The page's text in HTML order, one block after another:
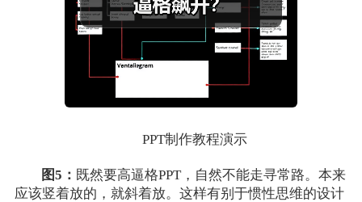
PPT制作教程演示
图5： 既然要高逼格PPT，自然不能走寻常路。本来
应该竖着放的，就斜着放。这样有别于惯性思维的设计